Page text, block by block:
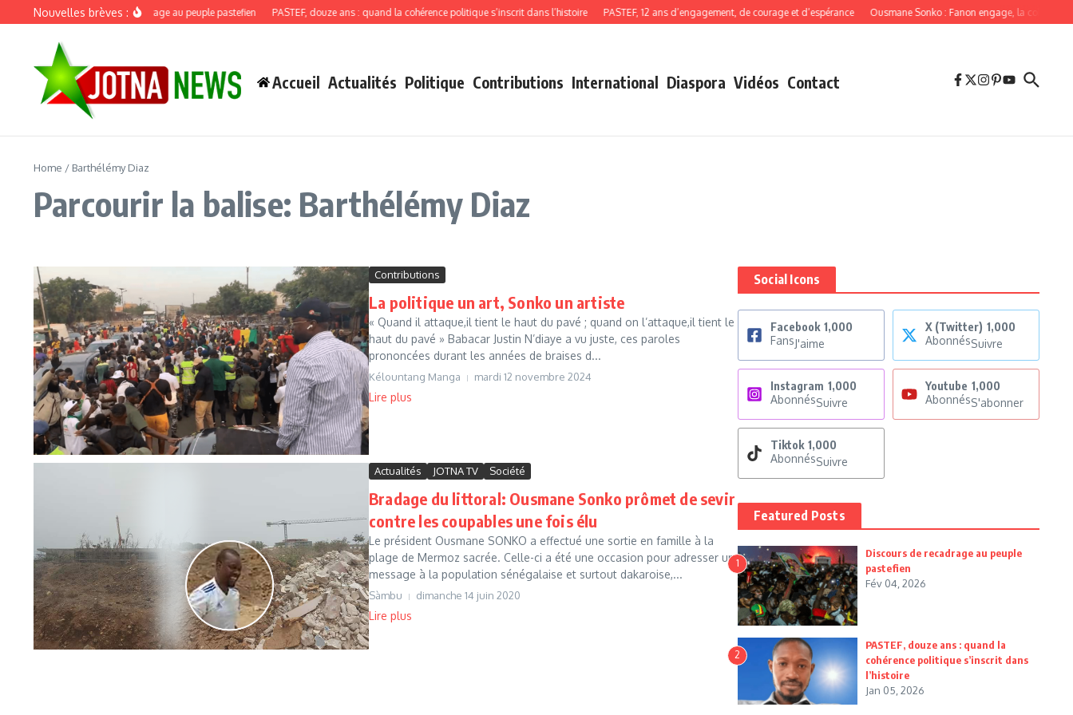
Aller au contenu
Nouvelles brèves :
Discours de recadrage au peuple pastefien PASTEF, douze ans : quand la cohérence politique s’inscrit dans l’histoire PASTEF, 12 ans d’engagement, de courage et d’espérance Ousmane Sonko : Fanon engage, la cohérence
Accueil Actualités Politique Contributions International Diaspora Vidéos Contact
Home / Barthélémy Diaz
Parcourir la balise: Barthélémy Diaz
Contributions
La politique un art, Sonko un artiste
« Quand il attaque,il tient le haut du pavé ; quand on l’attaque,il tient le
haut du pavé » Babacar Justin N’diaye a vu juste, ces paroles
prononcées durant les années de braises d...
Kélountang Manga mardi 12 novembre 2024
Lire plus
Actualités JOTNA TV Société
Bradage du littoral: Ousmane Sonko prômet de sevir
contre les coupables une fois élu
Le président Ousmane SONKO a effectué une sortie en famille à la
plage de Mermoz sacrée. Celle-ci a été une occasion pour adresser un
message à la population sénégalaise et surtout dakaroise,...
Sàmbu dimanche 14 juin 2020
Lire plus
Social Icons
Facebook 1,000
FansJ'aime
X (Twitter) 1,000
AbonnésSuivre
Instagram 1,000
AbonnésSuivre
Youtube 1,000
AbonnésS'abonner
Tiktok 1,000
AbonnésSuivre
Featured Posts
1
Discours de recadrage au peuple
pastefien
Fév 04, 2026
2
PASTEF, douze ans : quand la
cohérence politique s’inscrit dans
l’histoire
Jan 05, 2026